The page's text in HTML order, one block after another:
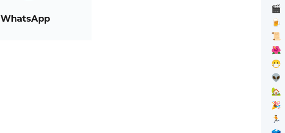
WhatsApp
🎬
🍺
📜
🌺
😷
👽
🏡
🎉
🏃